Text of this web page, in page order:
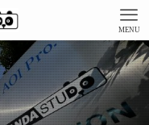
MENU